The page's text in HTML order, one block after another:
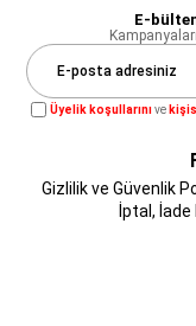
E-
Üyelik koşullarınıve
Gizlilik ve Güvenlik
İptal, İade